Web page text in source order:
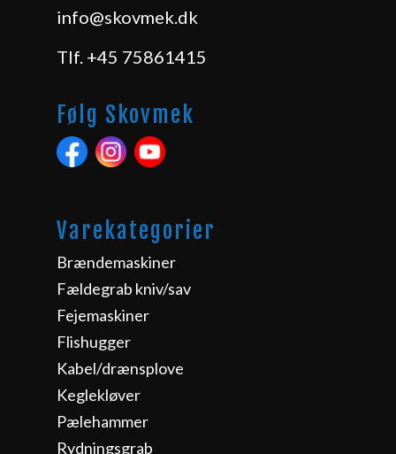
info@skovmek.dk
Tlf. +45 75861415
Følg Skovmek
Varekategorier
Brændemaskiner
Fældegrab kniv/sav
Fejemaskiner
Flishugger
Kabel/drænsplove
Keglekløver
Pælehammer
Rydningsgrab